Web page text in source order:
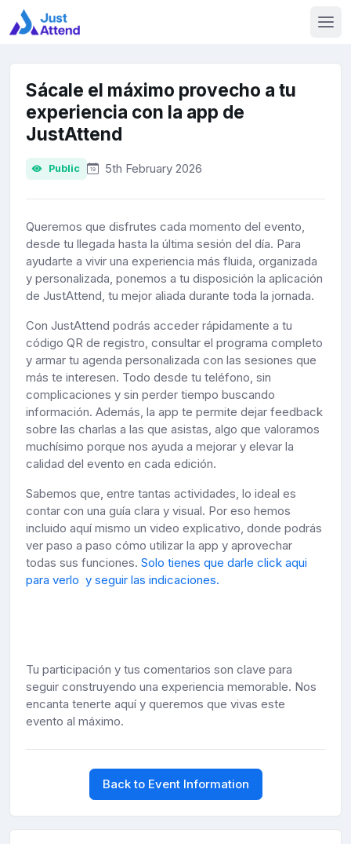
Sácale el máximo provecho a tu
experiencia con la app de
JustAttend
Public 5th February 2026
Queremos que disfrutes cada momento del evento,
desde tu llegada hasta la última sesión del día. Para
ayudarte a vivir una experiencia más fluida, organizada
y personalizada, ponemos a tu disposición la aplicación
de JustAttend, tu mejor aliada durante toda la jornada.
Con JustAttend podrás acceder rápidamente a tu
código QR de registro, consultar el programa completo
y armar tu agenda personalizada con las sesiones que
más te interesen. Todo desde tu teléfono, sin
complicaciones y sin perder tiempo buscando
información. Además, la app te permite dejar feedback
sobre las charlas a las que asistas, algo que valoramos
muchísimo porque nos ayuda a mejorar y elevar la
calidad del evento en cada edición.
Sabemos que, entre tantas actividades, lo ideal es
contar con una guía clara y visual. Por eso hemos
incluido aquí mismo un video explicativo, donde podrás
ver paso a paso cómo utilizar la app y aprovechar
todas sus funciones. Solo tienes que darle click aqui
para verlo y seguir las indicaciones.
Tu participación y tus comentarios son clave para
seguir construyendo una experiencia memorable. Nos
encanta tenerte aquí y queremos que vivas este
evento al máximo.
Back to Event Information